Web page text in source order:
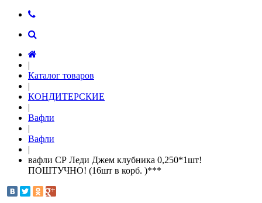
|
Каталог товаров
|
КОНДИТЕРСКИЕ
|
Вафли
|
Вафли
|
вафли СР Леди Джем клубника 0,250*1шт!
ПОШТУЧНО! (16шт в корб. )***